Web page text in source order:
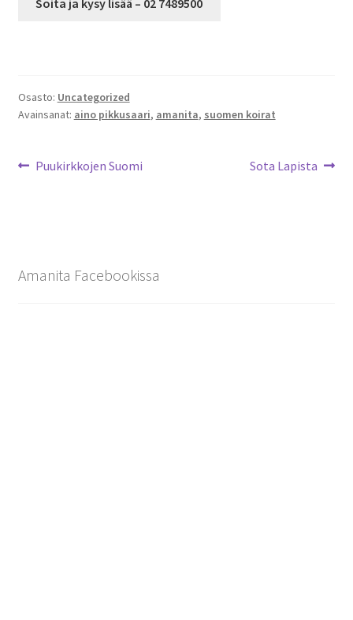
Soita ja kysy lisää – 02 7489500
Osasto: Uncategorized
Avainsanat: aino pikkusaari, amanita, suomen koirat
Artikkelien
Edellinen
Puukirkkojen Suomi
Seuraava
Sota Lapista
Amanita Facebookissa